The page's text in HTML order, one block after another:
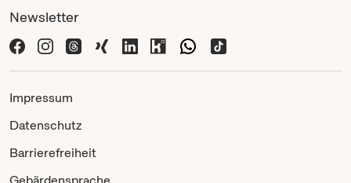
Newsletter
Impressum
Datenschutz
Barrierefreiheit